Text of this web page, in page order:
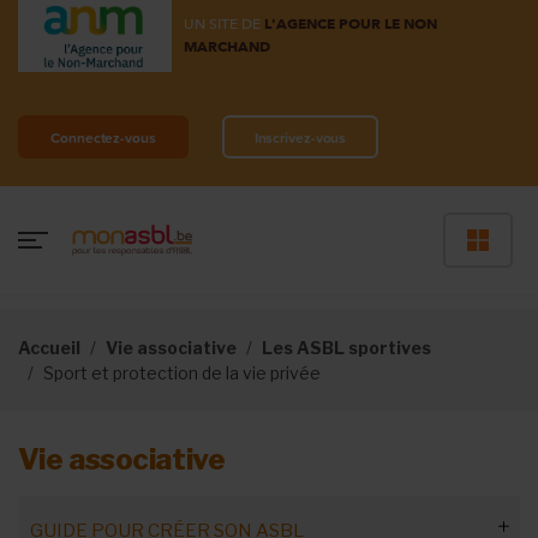
UN SITE DE L'AGENCE POUR LE NON
MARCHAND
Connectez-vous Inscrivez-vous
Accueil Vie associative
Les ASBL sportives
Sport et protection de la vie privée
Vie associative
GUIDE POUR CRÉER SON ASBL